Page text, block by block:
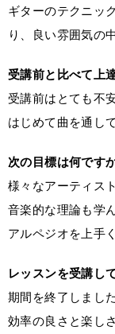
ギターのテクニッ
り、良い雰囲気の
受講前と比べて上
受講前はとても不
はじめて曲を通し
次の目標は何ですか
様々なアーティス
音楽的な理論も学
アルペジオを上手
レッスンを受講し
期間を終了しまし
効率の良さと楽し